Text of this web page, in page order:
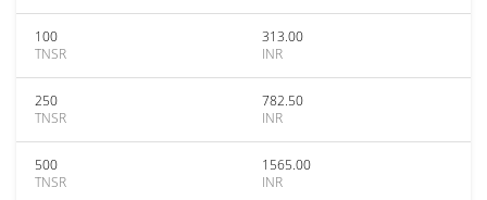
100
TNSR
313.00
INR
250
TNSR
782.50
INR
500
TNSR
1565.00
INR